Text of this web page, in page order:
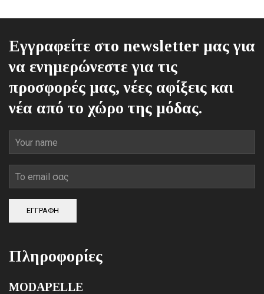
του
Εγγραφείτε στο newsletter μας για
να ενημερώνεστε για τις
προσφορές μας, νέες αφίξεις και
νέα από το χώρο της μόδας.
ΕΓΓΡΑΦΗ
Πληροφορίες
MODAPELLE